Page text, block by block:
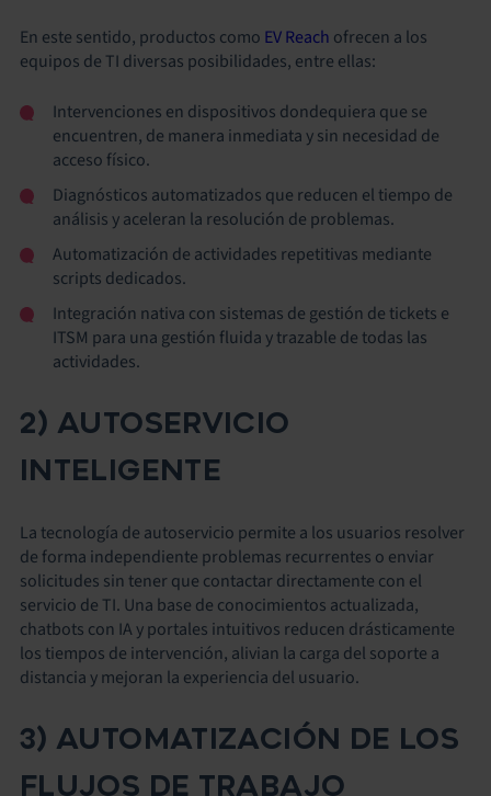
En este sentido, productos como EV Reach ofrecen a los
equipos de TI diversas posibilidades, entre ellas:
Intervenciones en dispositivos dondequiera que se
encuentren, de manera inmediata y sin necesidad de
acceso físico.
Diagnósticos automatizados que reducen el tiempo de
análisis y aceleran la resolución de problemas.
Automatización de actividades repetitivas mediante
scripts dedicados.
Integración nativa con sistemas de gestión de tickets e
ITSM para una gestión fluida y trazable de todas las
actividades.
2) AUTOSERVICIO
INTELIGENTE
La tecnología de autoservicio permite a los usuarios resolver
de forma independiente problemas recurrentes o enviar
solicitudes sin tener que contactar directamente con el
servicio de TI. Una base de conocimientos actualizada,
chatbots con IA y portales intuitivos reducen drásticamente
los tiempos de intervención, alivian la carga del soporte a
distancia y mejoran la experiencia del usuario.
3) AUTOMATIZACIÓN DE LOS
FLUJOS DE TRABAJO